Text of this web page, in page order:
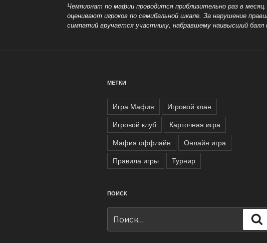
Чемпионат по мафии проводится приблизительно раз в
оценивают игроков по семибальной шкале. За нарушение
симпатий вручается участнику, набравшему наивысший балл
МЕТКИ
Игра Мафия
Игровой клан
Игровой клуб
Карточная игра
Мафия оффлайн
Онлайн игра
Правила игры
Турнир
ПОИСК